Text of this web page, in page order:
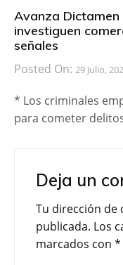
Avanza
investiguen
señales
Posted On: 29 Julio,
* Los criminales
para cometer
Deja un
Tu dirección de
publicada. Los
marcados con *